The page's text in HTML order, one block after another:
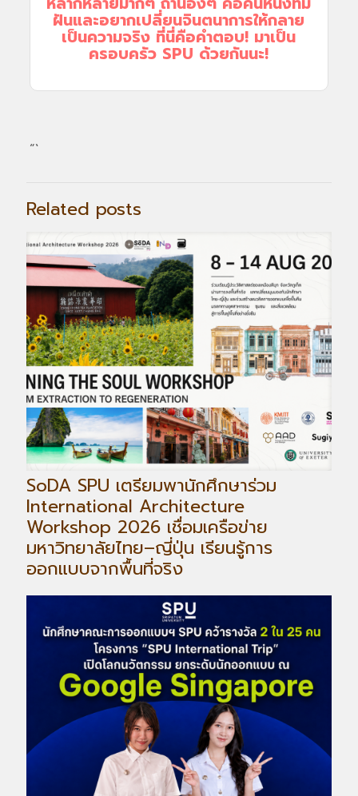
ฝันและอยากเปลี่ยนจินตนาการให้กลาย
เป็นความจริง ที่นี่คือคำตอบ! มาเป็น
ครอบครัว SPU ด้วยกันนะ!
“`
Related posts
SoDA SPU เตรียมพานักศึกษาร่วม
International Architecture
Workshop 2026 เชื่อมเครือข่าย
มหาวิทยาลัยไทย–ญี่ปุ่น เรียนรู้การ
ออกแบบจากพื้นที่จริง